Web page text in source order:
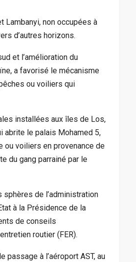
Lambanyi, non occupées à
d’autres horizons.
et l’amélioration du
a favorisé le mécanisme
ou voiliers qui
installées aux îles de Los,
abrite le palais Mohamed 5,
ou voiliers en provenance de
du gang parrainé par le
de l’administration
à la Présidence de la
de conseils
routier (FER).
à l’aéroport AST, au